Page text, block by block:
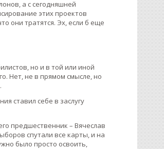
а с сегодняшней
этих проектов
они тратятся. Эх, если б еще
но и в той или иной
Нет, не в прямом смысле, но
ставил себе в заслугу
предшественник – Вячеслав
спутали все карты, и на
было просто освоить,